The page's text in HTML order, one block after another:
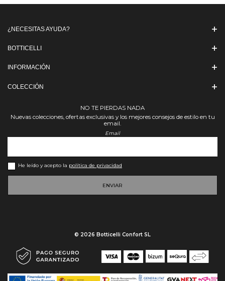
¿NECESITAS AYUDA?
BOTTICELLI
INFORMACIÓN
COLECCIÓN
NO TE PIERDAS NADA
Nuevas colecciones, ofertas exclusivas y los mejores consejos de estilo en tu
email.
Email
He leído y acepto la política de privacidad
ENVIAR
© 2026 Botticelli Confort SL